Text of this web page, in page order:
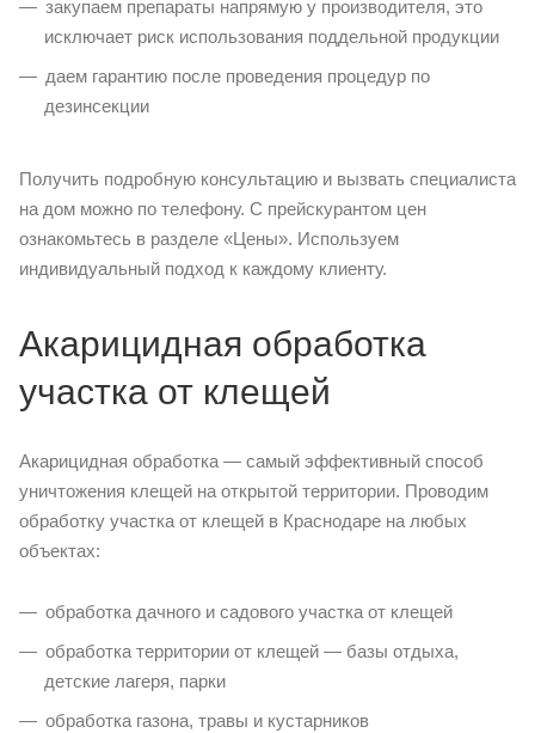
закупаем препараты напрямую у производителя, это
исключает риск использования поддельной продукции
даем гарантию после проведения процедур по
дезинсекции
Получить подробную консультацию и вызвать специалиста
на дом можно по телефону. С прейскурантом цен
ознакомьтесь в разделе «Цены». Используем
индивидуальный подход к каждому клиенту.
Акарицидная обработка
участка от клещей
Акарицидная обработка — самый эффективный способ
уничтожения клещей на открытой территории. Проводим
обработку участка от клещей в Краснодаре на любых
объектах:
обработка дачного и садового участка от клещей
обработка территории от клещей — базы отдыха,
детские лагеря, парки
обработка газона, травы и кустарников